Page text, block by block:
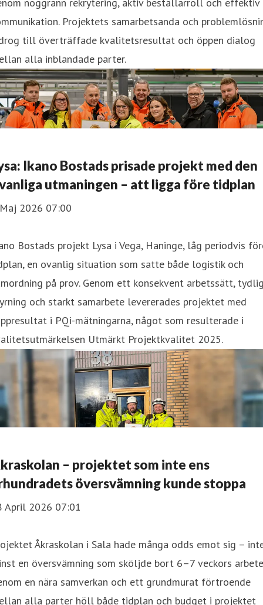
Projektets samarbetsanda och
till överträffade kvalitetsresultat och öppen dialog
alla inblandade parter.
Ikano Bostads prisade projekt med den
utmaningen – att ligga före tidplan
2026 07:00
Bostads projekt Lysa i Vega, Haninge, låg periodvis
en ovanlig situation som satte både logistik och
på prov. Genom ett konsekvent arbetssätt,
och starkt samarbete levererades projektet med
i PQi-mätningarna, något som resulterade i
Utmärkt Projektkvalitet 2025.
– projektet som inte ens
översvämning kunde stoppa
April 2026 07:01
Åkraskolan i Sala hade många odds emot sig –
en översvämning som sköljde bort 6–7 veckors
en nära samverkan och ett grundmurat förtroende
alla parter höll både tidplan och budget i projektet